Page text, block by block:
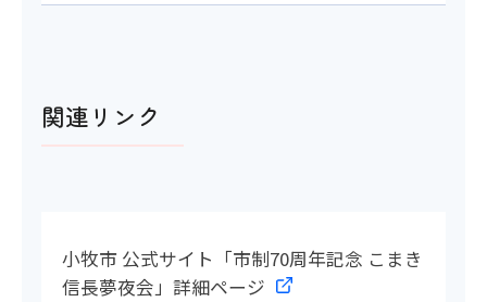
関連リンク
小牧市 公式サイト「市制70周年記念 こまき
信長夢夜会」詳細ページ